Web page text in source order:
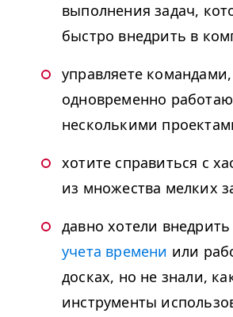
выполнения задач,
быстро внедрить в
управляете
одновременно
несколькими
хотите справиться с
из множества мелких
давно хотели внедрить
учета времени или
досках, но не знали,
инструменты